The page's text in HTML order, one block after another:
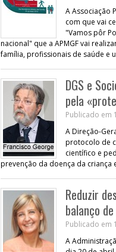
A Associação
com que vai
"Vamos pôr
nacional" que a APMGF vai
família, profissionais de saúde e
DGS e
pela
Publicado em
A Direção-
protocolo de
científico e
prevenção da doença da criança
Reduzir
balanço
Publicado em
A